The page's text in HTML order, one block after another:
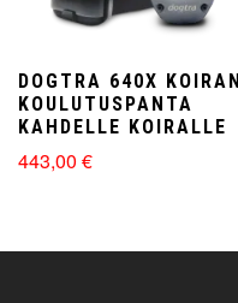
DOGTRA 640X KOIRAN
KOULUTUSPANTA
KAHDELLE KOIRALLE
443,00 €